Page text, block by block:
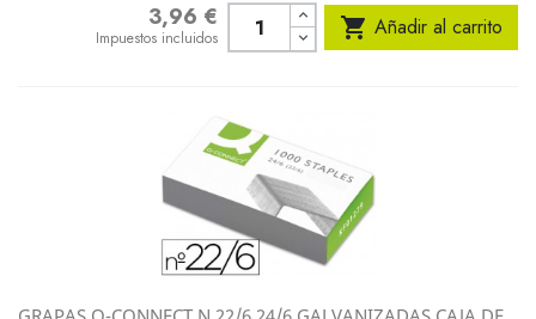
3,96 €
Impuestos incluidos  Añadir al carrito